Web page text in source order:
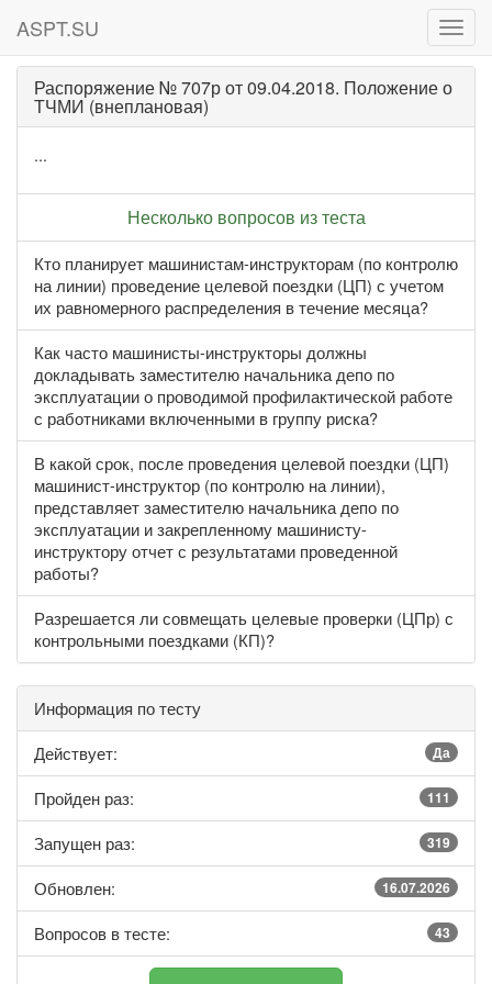
ASPT.SU
Распоряжение № 707р от 09.04.2018. Положение о
ТЧМИ (внеплановая)
...
Несколько вопросов из теста
Кто планирует машинистам-инструкторам (по контролю
на линии) проведение целевой поездки (ЦП) с учетом
их равномерного распределения в течение месяца?
Как часто машинисты-инструкторы должны
докладывать заместителю начальника депо по
эксплуатации о проводимой профилактической работе
с работниками включенными в группу риска?
В какой срок, после проведения целевой поездки (ЦП)
машинист-инструктор (по контролю на линии),
представляет заместителю начальника депо по
эксплуатации и закрепленному машинисту-
инструктору отчет с результатами проведенной
работы?
Разрешается ли совмещать целевые проверки (ЦПр) с
контрольными поездками (КП)?
Информация по тесту
Действует:
Да
Пройден раз: 111
Запущен раз: 319
Обновлен: 16.07.2026
Вопросов в тесте: 43